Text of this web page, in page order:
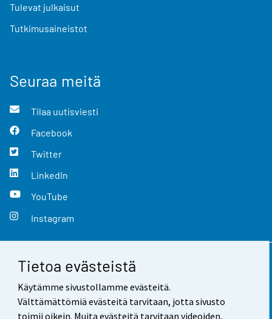
Tietoa evästeistä
Käytämme sivustollamme evästeitä.
Välttämättömiä evästeitä tarvitaan, jotta sivusto
toimii oikein. Muita evästeitä tarvitaan videoiden,
Tulevat julkaisut
Tutkimusaineistot
Seuraa meitä
Tilaa uutisviesti
Facebook
Twitter
LinkedIn
YouTube
Instagram
Yhteystiedot
Palaute